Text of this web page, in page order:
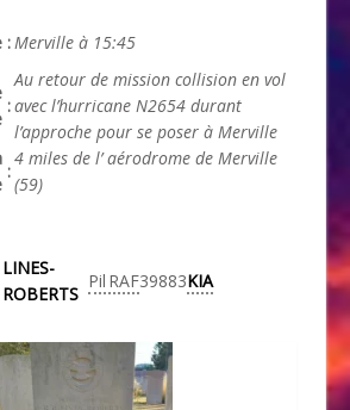
:Merville à 15:45
:
Au retour de mission collision en vol
avec l’hurricane N2654 durant
l’approche pour se poser à Merville
:
4 miles de l’ aérodrome de Merville
(59)
LINES-
ROBERTS
Pil RAF39883KIA